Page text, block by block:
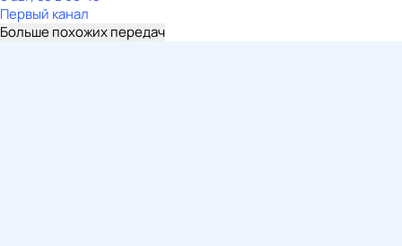
Первый канал
Больше похожих передач